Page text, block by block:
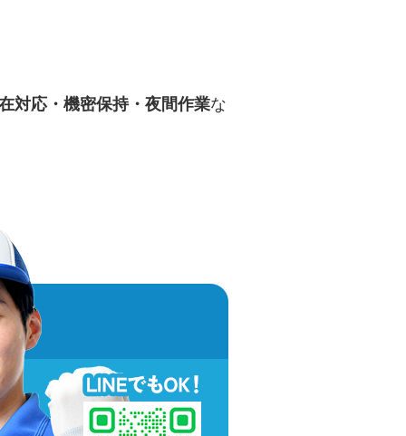
対応・機密保持・夜間作業な